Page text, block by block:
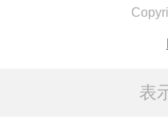
表